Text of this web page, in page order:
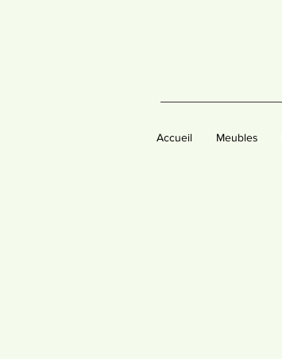
Accueil Meubles